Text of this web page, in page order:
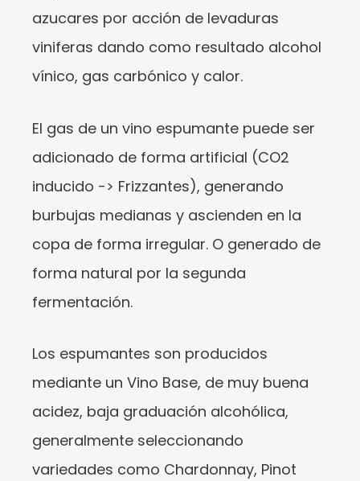
azucares por acción de levaduras
viniferas dando como resultado alcohol
vínico, gas carbónico y calor.
El gas de un vino espumante puede ser
adicionado de forma artificial (CO2
inducido -> Frizzantes), generando
burbujas medianas y ascienden en la
copa de forma irregular. O generado de
forma natural por la segunda
fermentación.
Los espumantes son producidos
mediante un Vino Base, de muy buena
acidez, baja graduación alcohólica,
generalmente seleccionando
variedades como Chardonnay, Pinot